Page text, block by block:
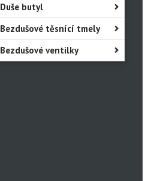
Duše butyl
Bezdušové těsnící tmely
Bezdušové ventilky